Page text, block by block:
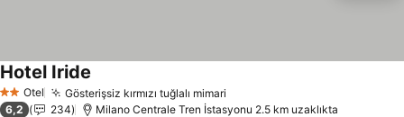
2 Yıldız
Otel Gösterişsiz kırmızı tuğlalı mimari
Hotel Iride
6,2 234 Milano Centrale Tren İstasyonu 2.5 km uzaklıkta